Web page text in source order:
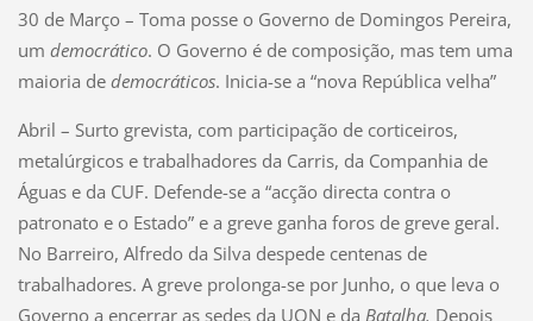
30 de Março – Toma posse o Governo de Domingos Pereira,
um democrático. O Governo é de composição, mas tem uma
maioria de democráticos. Inicia-se a “nova República velha”
Abril – Surto grevista, com participação de corticeiros,
metalúrgicos e trabalhadores da Carris, da Companhia de
Águas e da CUF. Defende-se a “acção directa contra o
patronato e o Estado” e a greve ganha foros de greve geral.
No Barreiro, Alfredo da Silva despede centenas de
trabalhadores. A greve prolonga-se por Junho, o que leva o
Governo a encerrar as sedes da UON e da Batalha. Depois